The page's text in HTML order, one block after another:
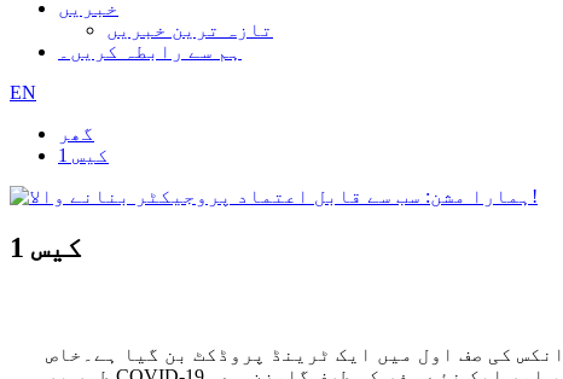
خبریں
تازہ ترین خبریں
ہم سے رابطہ کریں۔
EN
گھر
کیس 1
کیس 1
کی صف اول میں ایک ٹرینڈ پروڈکٹ بن گیا ہے۔خاص